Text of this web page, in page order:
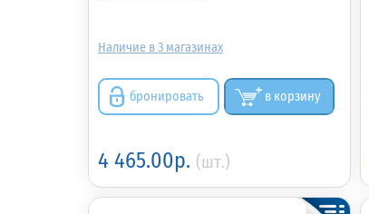
3
бронировать в корзину
4 465.00р. (шт.)